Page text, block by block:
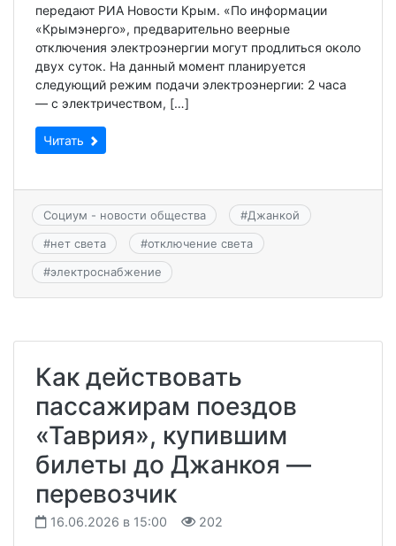
передают РИА Новости Крым. «По информации
«Крымэнерго», предварительно веерные
отключения электроэнергии могут продлиться около
двух суток. На данный момент планируется
следующий режим подачи электроэнергии: 2 часа
— с электричеством, […]
Читать
Социум - новости общества #Джанкой
#нет света #отключение света
#электроснабжение
Как действовать
пассажирам поездов
«Таврия», купившим
билеты до Джанкоя —
перевозчик
16.06.2026 в 15:00 202